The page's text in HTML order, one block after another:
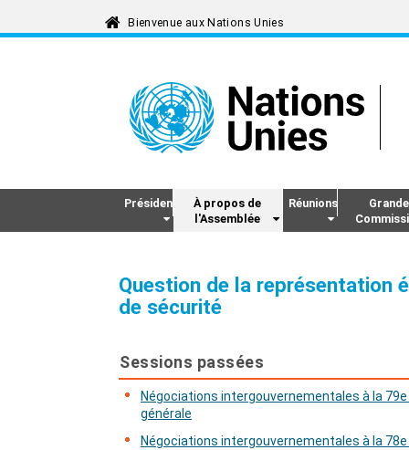
Président
À propos de
l'Assemblée
Réunions
Question de la représentation
de sécurité
Sessions passées
Négociations intergouvernementales à la
générale
Négociations intergouvernementales à la